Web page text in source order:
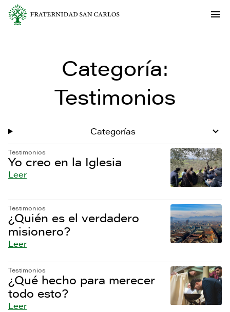
Categoría:
Testimonios
Categorías
Testimonios
Yo creo en la Iglesia
Leer
Testimonios
¿Quién es el verdadero
misionero?
Leer
Testimonios
¿Qué hecho para merecer
todo esto?
Leer